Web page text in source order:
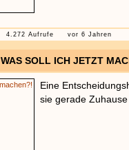
4.272 Aufrufe vor 6 Jahren
WAS SOLL ICH JETZT
Eine
sie gerade